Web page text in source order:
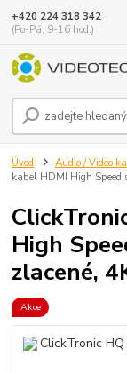
+420 224 318 342
(Po-Pá, 9-16 hod.)
Úvod Audio / Video
kabel HDMI High
High
zlacené,
Akce